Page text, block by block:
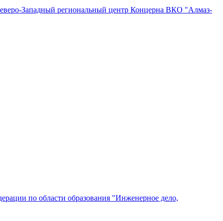
Западный региональный центр Концерна ВКО "Алмаз-
по области образования "Инженерное дело,